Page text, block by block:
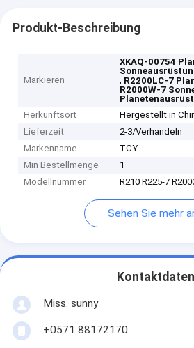
Produkt-Beschreibung
Markieren
XKAQ-00754
, R2200LC-7
R2000W-7
Herkunftsort
Hergestellt in
Lieferzeit
2-3/Verhandeln
Markenname
TCY
Min Bestellmenge
1
Modellnummer
R210 R225-7
Sehen Sie mehr
Kontaktdaten
Miss. sunny
+0571 88172170